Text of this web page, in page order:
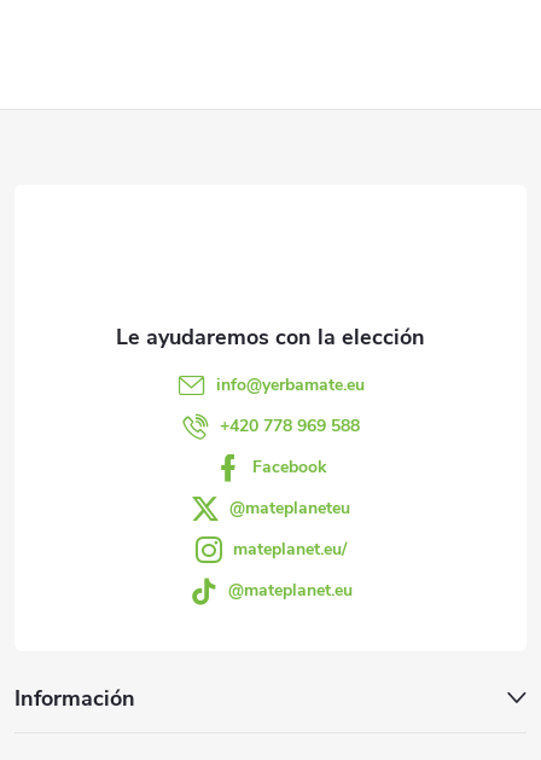
n
info@yerbamate.eu
+420 778 969 588
Facebook
@mateplaneteu
mateplanet.eu/
@mateplanet.eu
Información